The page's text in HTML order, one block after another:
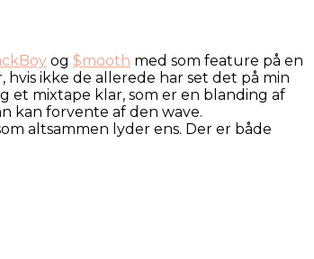
og $mooth med som feature på en
ikke de allerede har set det på min
et mixtape klar, som er en blanding af
kan forvente af den wave.
altsammen lyder ens. Der er både